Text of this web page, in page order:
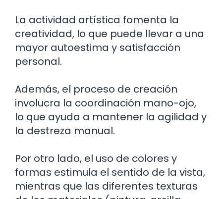
La actividad artística fomenta la
creatividad, lo que puede llevar a una
mayor autoestima y satisfacción
personal.
Además, el proceso de creación
involucra la coordinación mano-ojo,
lo que ayuda a mantener la agilidad y
la destreza manual.
Por otro lado, el uso de colores y
formas estimula el sentido de la vista,
mientras que las diferentes texturas